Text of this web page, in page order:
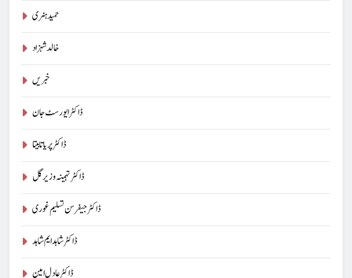
حمید ہنری
خالد شہزاد
خبریں
ڈاکٹر ایورسٹ جان
ڈاکٹر پریا تابیتا
ڈاکٹر تہمینہ وزیر گل
ڈاکٹر جیفرسن تسلیم غوری
ڈاکٹر شاہد ایم شاہد
ڈاکٹر عادل امین